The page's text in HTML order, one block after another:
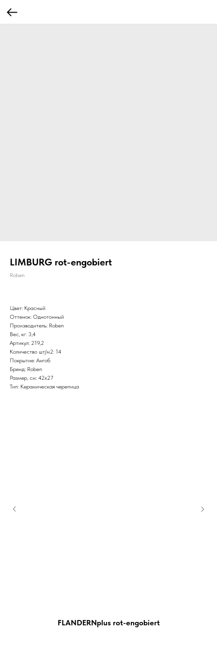
LIMBURG rot-engobiert
Roben
Цвет: Красный
Оттенок: Однотонный
Производитель: Roben
Вес, кг: 3,4
Артикул: 219,2
Количество шт/м2: 14
Покрытие: Ангоб
Бренд: Roben
Размер, см: 42х27
Тип: Керамическая черепица
FLANDERNplus rot-engobiert